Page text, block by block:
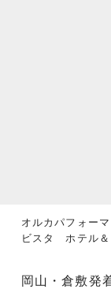
オルカパフォー
ビスタ ホテル
岡山・倉敷発